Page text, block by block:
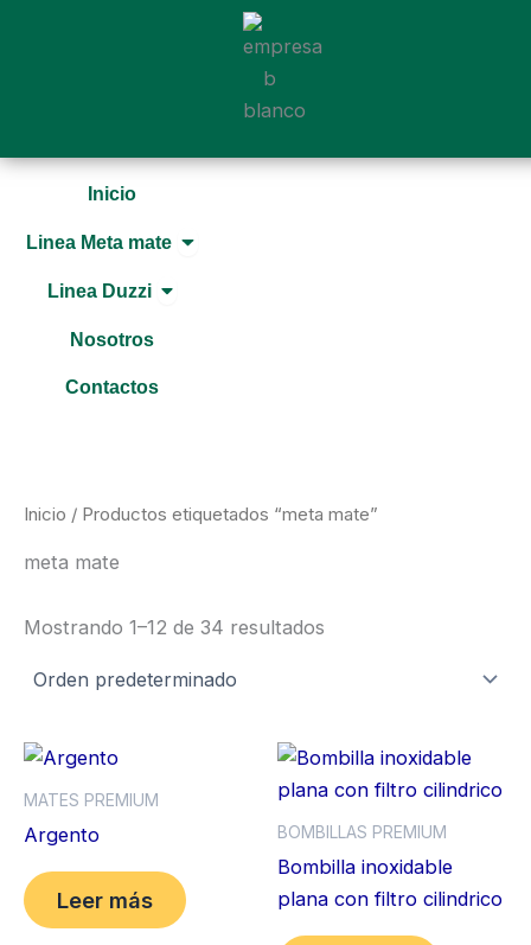
Inicio
Linea Meta mate Open Linea Meta mate
Linea Duzzi Open Linea Duzzi
Nosotros
Contactos
Inicio / Productos etiquetados “meta mate”
meta mate
Mostrando 1–12 de 34 resultados
MATES PREMIUM
Argento
Leer más
BOMBILLAS PREMIUM
Bombilla inoxidable
plana con filtro cilindrico